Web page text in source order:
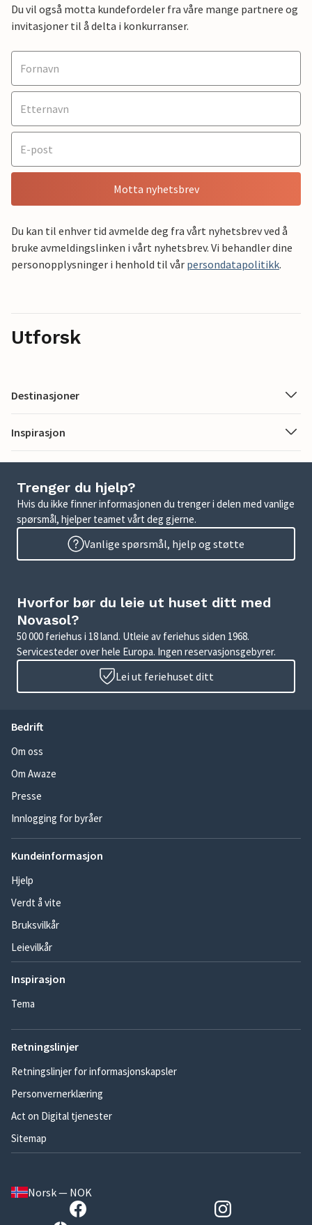
Du vil også motta kundefordeler fra våre mange partnere og
invitasjoner til å delta i konkurranser.
Motta nyhetsbrev
Du kan til enhver tid avmelde deg fra vårt nyhetsbrev ved å
bruke avmeldingslinken i vårt nyhetsbrev. Vi behandler dine
personopplysninger i henhold til vår persondatapolitikk.
Utforsk
Destinasjoner
Inspirasjon
Trenger du hjelp?
Hvis du ikke finner informasjonen du trenger i delen med vanlige
spørsmål, hjelper teamet vårt deg gjerne.
Vanlige spørsmål, hjelp og støtte
Hvorfor bør du leie ut huset ditt med
Novasol?
50 000 feriehus i 18 land. Utleie av feriehus siden 1968.
Servicesteder over hele Europa. Ingen reservasjonsgebyrer.
Lei ut feriehuset ditt
Bedrift
Om oss
Om Awaze
Presse
Innlogging for byråer
Kundeinformasjon
Hjelp
Verdt å vite
Bruksvilkår
Leievilkår
Inspirasjon
Tema
Retningslinjer
Retningslinjer for informasjonskapsler
Personvernerklæring
Act on Digital tjenester
Sitemap
Norsk — NOK